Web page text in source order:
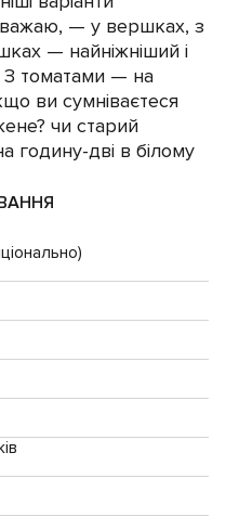
— у вершках, з
— найніжніший і
томатами — на
ви сумніваєтеся
чи старий
годину-дві в білому